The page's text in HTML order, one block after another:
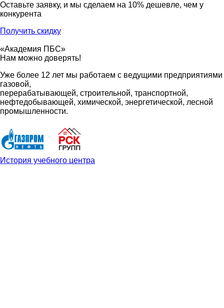
Оставьте заявку, и мы сделаем на 10% дешевле, чем у
конкурента
Получить скидку
«Академия ПБС»
Нам можно доверять!
Уже более 12 лет мы работаем с ведущими предприятиями
газовой,
перерабатывающей, строительной, транспортной,
нефтедобывающей, химической, энергетической, лесной
промышленности.
История учебного центра